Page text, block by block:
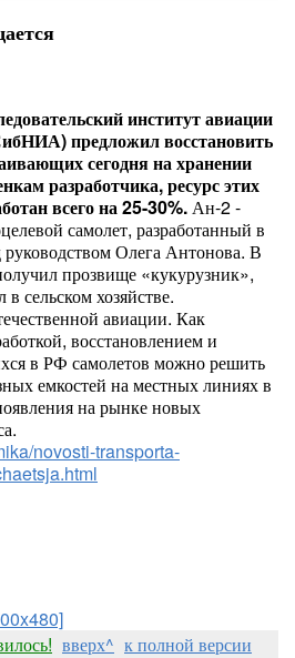
институт авиации
предложил восстановить
сегодня на хранении
разработчика, ресурс этих
всего на 25-30%.Ан-2 -
самолет, разработанный в
Олега Антонова. В
прозвище «кукурузник»,
сельском хозяйстве.
авиации. Как
восстановлением и
в РФ самолетов можно решить
емкостей на местных линиях в
на рынке новых
novosti-transporta-
вверх^ к полной версии